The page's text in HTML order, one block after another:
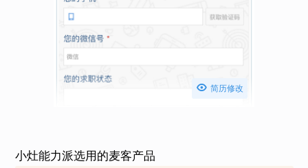
 简历修改
小灶能力派选用的麦客产品